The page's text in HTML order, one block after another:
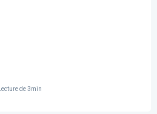
Lecture de 3min